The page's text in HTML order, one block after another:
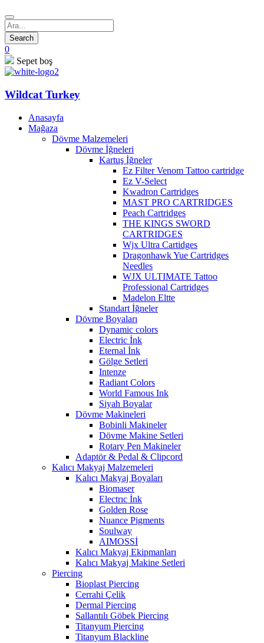
0
Sepet boş
Wildcat Turkey
Anasayfa
Mağaza
Dövme Malzemeleri
Dövme İğneleri
Kartuş İğneler
Ez Filter Venom Tattoo cartridge
Ez V-Select
Kwadron Cartridges
MAST PRO CARTRIDGES
Peach Cartridges
THE KINGS SWORD
CARTRIDGES
Wjx Ultra Cartidges
Dragonhawk Yue Cartridges
Needles
WJX ULTIMATE Tattoo
Professional Cartridges
Madelon Eltte
Standart İğneler
Dövme Boyaları
Dynamic colors
Electric İnk
Eternal İnk
Gölge Setleri
Intenze
Radiant Colors
World Famous Ink
Siyah Boyalar
Dövme Makineleri
Bobinli Makineler
Dövme Makine Setleri
Rotary Pen Makineler
Adaptör & Pedal & Clipcord
Kalıcı Makyaj Malzemeleri
Kalıcı Makyaj Boyaları
Biomaser
Electrıc İnk
Golden Rose
Nuance Pigments
Soulway
AIMOSSİ
Kalıcı Makyaj Ekipmanları
Kalıcı Makyaj Makine Setleri
Piercing
Bioplast Piercing
Cerrahi Çelik
Dermal Piercing
Sallantılı Göbek Piercing
Titanyum Piercing
Titanyum Blackline